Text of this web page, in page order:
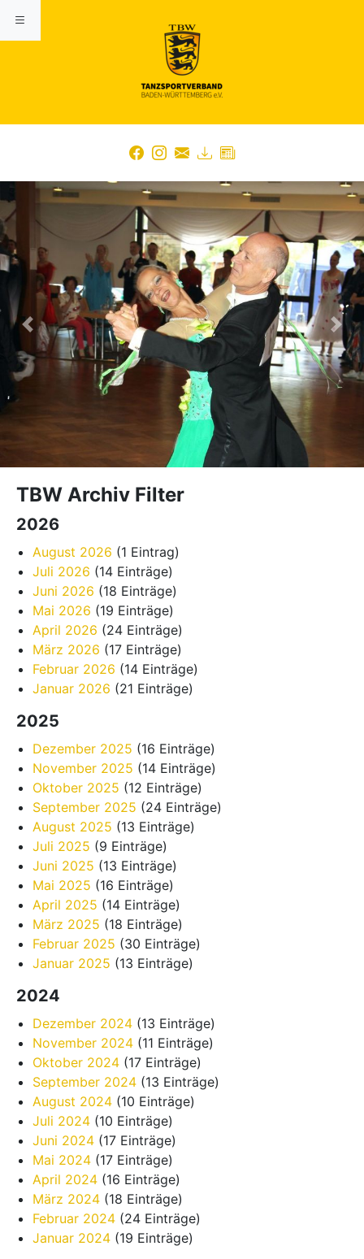
Previous Next
TBW Archiv Filter
2026
August 2026 (1 Eintrag)
Juli 2026 (14 Einträge)
Juni 2026 (18 Einträge)
Mai 2026 (19 Einträge)
April 2026 (24 Einträge)
März 2026 (17 Einträge)
Februar 2026 (14 Einträge)
Januar 2026 (21 Einträge)
2025
Dezember 2025 (16 Einträge)
November 2025 (14 Einträge)
Oktober 2025 (12 Einträge)
September 2025 (24 Einträge)
August 2025 (13 Einträge)
Juli 2025 (9 Einträge)
Juni 2025 (13 Einträge)
Mai 2025 (16 Einträge)
April 2025 (14 Einträge)
März 2025 (18 Einträge)
Februar 2025 (30 Einträge)
Januar 2025 (13 Einträge)
2024
Dezember 2024 (13 Einträge)
November 2024 (11 Einträge)
Oktober 2024 (17 Einträge)
September 2024 (13 Einträge)
August 2024 (10 Einträge)
Juli 2024 (10 Einträge)
Juni 2024 (17 Einträge)
Mai 2024 (17 Einträge)
April 2024 (16 Einträge)
März 2024 (18 Einträge)
Februar 2024 (24 Einträge)
Januar 2024 (19 Einträge)